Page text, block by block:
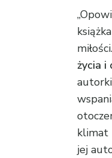
miłości.
życia i
autorki
klimat
jej